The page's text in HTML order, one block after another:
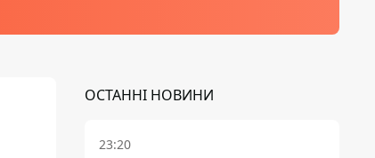
ОСТАННІ НОВИНИ
23:20